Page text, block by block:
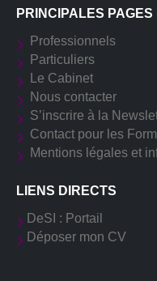
PRINCIPALES PAGES
Professionnels
Particuliers
Le Cabinet
Nous contacter
S’inscrire à la
Contact pour les
Mentions légales et
LIENS DIRECTS
DeSI : Portail
Déposer mon CV